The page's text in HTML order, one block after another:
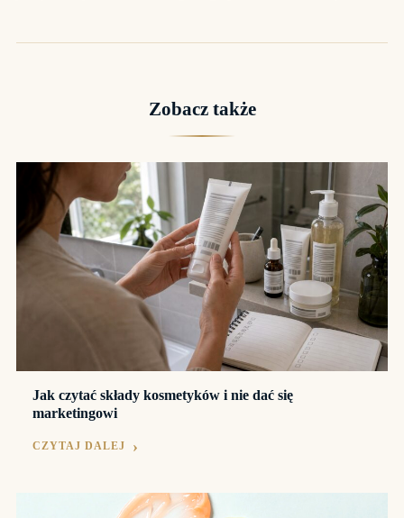
Zobacz także
Jak czytać składy kosmetyków i nie dać się
marketingowi
CZYTAJ DALEJ